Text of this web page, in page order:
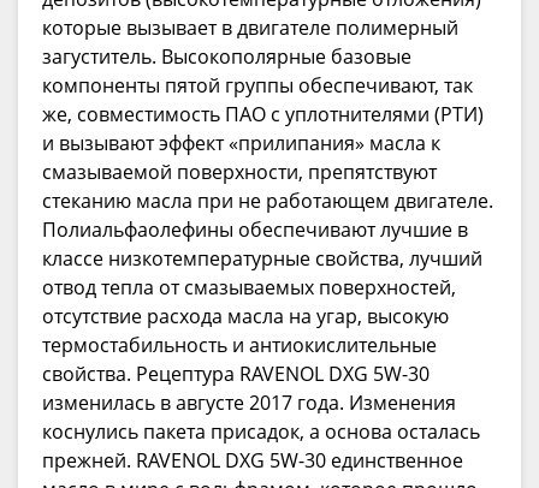
которые вызывает в двигателе полимерный
загуститель. Высокополярные базовые
компоненты пятой группы обеспечивают, так
же, совместимость ПАО с уплотнителями (РТИ)
и вызывают эффект «прилипания» масла к
смазываемой поверхности, препятствуют
стеканию масла при не работающем двигателе.
Полиальфаолефины обеспечивают лучшие в
классе низкотемпературные свойства, лучший
отвод тепла от смазываемых поверхностей,
отсутствие расхода масла на угар, высокую
термостабильность и антиокислительные
свойства. Рецептура RAVENOL DXG 5W-30
изменилась в августе 2017 года. Изменения
коснулись пакета присадок, а основа осталась
прежней. RAVENOL DXG 5W-30 единственное